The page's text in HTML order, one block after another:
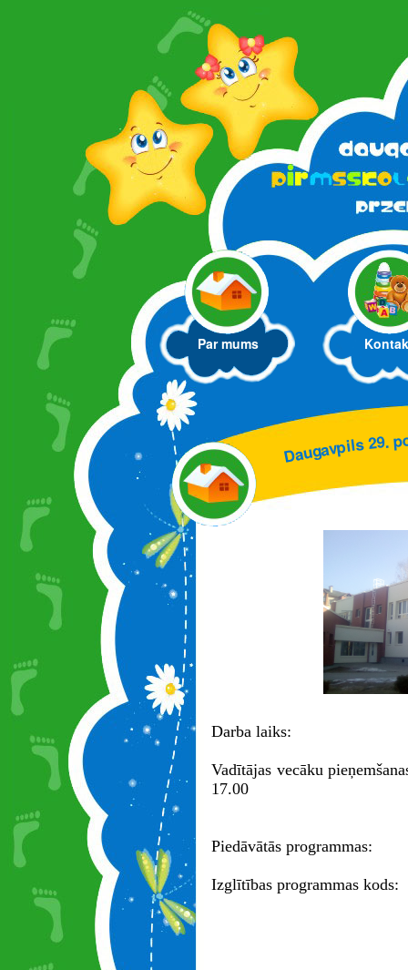
Par mums
Daugavpils29. p
Darba laiks:
Vadītājas vecāku
17.00
Piedāvātās programmas:
Izglītības programmas kods: